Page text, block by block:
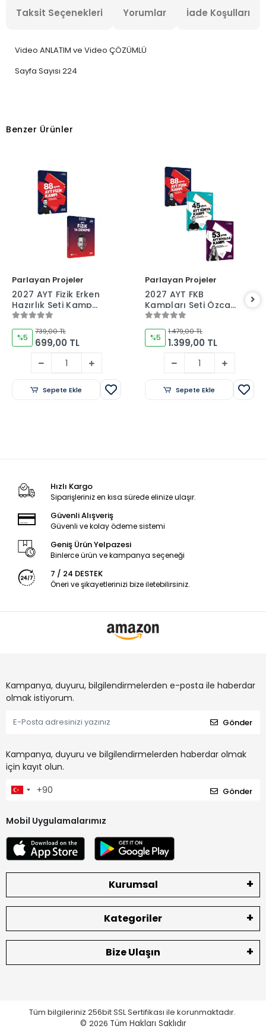
Taksit Seçenekleri Yorumlar İade Koşulları
Video ANLATIM ve Video ÇÖZÜMLÜ
Sayfa Sayısı 224
Benzer Ürünler
Parlayan Projeler
2027 AYT Fizik Erken
Hazırlık Seti Kamp
Kitabı ve Deneme
İkilisi Özcan Aykın
%5
739,00 TL
699,00 TL
Sepete Ekle
Parlayan Projeler
2027 AYT FKB
Kampları Seti Özcan
Aykın-Sinan
İhtiyaroğlu-Burcu
Ay
%5
1.479,00 TL
1.399,00 TL
Sepete Ekle
Hızlı Kargo
Siparişleriniz en kısa sürede elinize ulaşır.
Güvenli Alışveriş
Güvenli ve kolay ödeme sistemi
Geniş Ürün Yelpazesi
Binlerce ürün ve kampanya seçeneği
7 / 24 DESTEK
Öneri ve şikayetlerinizi bize iletebilirsiniz.
Kampanya, duyuru, bilgilendirmelerden e-posta ile haberdar
olmak istiyorum.
Gönder
Kampanya, duyuru ve bilgilendirmelerden haberdar olmak
için kayıt olun.
Gönder
Mobil Uygulamalarımız
Kurumsal
Kategoriler
Bize Ulaşın
Tüm bilgileriniz 256bit SSL Sertifikası ile korunmaktadır.
© 2026 Tüm Hakları Saklıdır